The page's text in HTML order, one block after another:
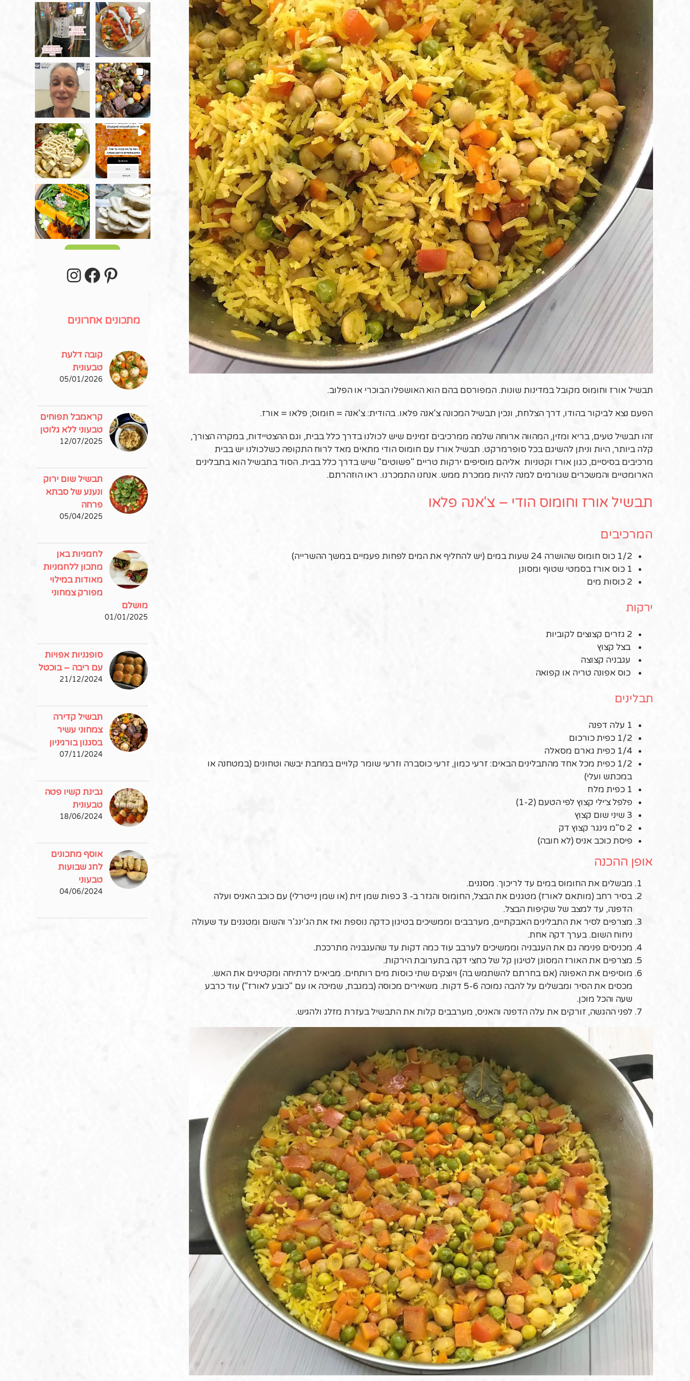
תבשיל אורז וחומוס מקובל במדינות שונות. המפורסם בהם הוא האושפלו הבוכרי או הפלוב.
הפעם נצא לביקור בהודו, דרך הצלחת, ונכין תבשיל המכונה צ'אנה פלאו. בהודית: צ'אנה = חומוס; פלאו = אורז.
זהו תבשיל טעים, בריא ומזין, המהווה ארוחה שלמה ממרכיבים זמינים שיש לכולנו בדרך כלל בבית, וגם ההצטיידות, במקרה הצורך,
קלה ביותר, היות וניתן להשיגם בכל סופרמרקט. תבשיל אורז עם חומוס הודי מתאים מאד לרוח התקופה כשלכולנו יש בבית
מרכיבים בסיסיים, כגון אורז וקטניות אליהם מוסיפים ירקות טריים "פשוטים" שיש בדרך כלל בבית. הסוד בתבשיל הוא בתבלינים
הארומטיים והמשכרים שגורמים למנה להיות ממכרת ממש. אנחנו התמכרנו. ראו הוזהרתם.
תבשיל אורז וחומוס הודי – צ'אנה פלאו
המרכיבים
1/2 כוס חומוס שהושרה 24 שעות במים (יש להחליף את המים לפחות פעמיים במשך ההשרייה)
1 כוס אורז בסמטי שטוף ומסונן
2 כוסות מים
ירקות
2 גזרים קצוצים לקוביות
בצל קצוץ
עגבניה קצוצה
כוס אפונה טריה או קפואה
תבלינים
1 עלה דפנה
1/2 כפית כורכום
1/4 כפית גארם מסאלה
1/2 כפית מכל אחד מהתבלינים הבאים: זרעי כמון, זרעי כוסברה וזרעי שומר קלויים במחבת יבשה וטחונים (במטחנה או
במכתש ועלי)
1 כפית מלח
פלפל צ׳ילי קצוץ לפי הטעם (1-2)
3 שיני שום קצוץ
2 ס"מ גינגר קצוץ דק
פיסת כוכב אניס (לא חובה)
אופן ההכנה
מבשלים את החומוס במים עד לריכוך. מסננים.
בסיר רחב (מותאם לאורז) מטגנים את הבצל, החומוס והגזר ב- 3 כפות שמן זית (או שמן נייטרלי) עם כוכב האניס ועלה
הדפנה, עד למצב של שקיפות הבצל.
מצרפים לסיר את התבלינים האבקתיים, מערבבים וממשיכים בטיגון כדקה נוספת ואז את הג’ינג'ר והשום ומטגנים עד שעולה
ניחוח השום. בערך דקה אחת.
מכניסים פנימה גם את העגבניה וממשיכים לערבב עוד כמה דקות עד שהעגבניה מתרככת.
מצרפים את האורז המסונן לטיגון קל של כחצי דקה בתערובת הירקות.
מוסיפים את האפונה (אם בחרתם להשתמש בה) ויוצקים שתי כוסות מים רותחים. מביאים לרתיחה ומקטינים את האש.
מכסים את הסיר ומבשלים על להבה נמוכה 5-6 דקות. משאירים מכוסה (במגבת, שמיכה או עם "כובע לאורז") עוד כרבע
שעה והכל מוכן.
לפני ההגשה, זורקים את עלה הדפנה והאניס, מערבבים קלות את התבשיל בעזרת מזלג ולהגיש.
Pinterest
מתכונים אחרונים
קובה דלעת
טבעונית
05/01/2026
קראמבל תפוחים
טבעוני ללא גלוטן
12/07/2025
תבשיל שום ירוק
ונענע של סבתא
פרחה
05/04/2025
לחמניות באן
מתכון ללחמניות
מאודות במילוי
מפורק צמחוני
מושלם
01/01/2025
סופגניות אפויות
עם ריבה – בוכטל
21/12/2024
תבשיל קדירה
צמחוני עשיר
בסגנון בורגיניון
07/11/2024
גבינת קשיו פטה
טבעונית
18/06/2024
אוסף מתכונים
לחג שבועות
טבעוני
04/06/2024